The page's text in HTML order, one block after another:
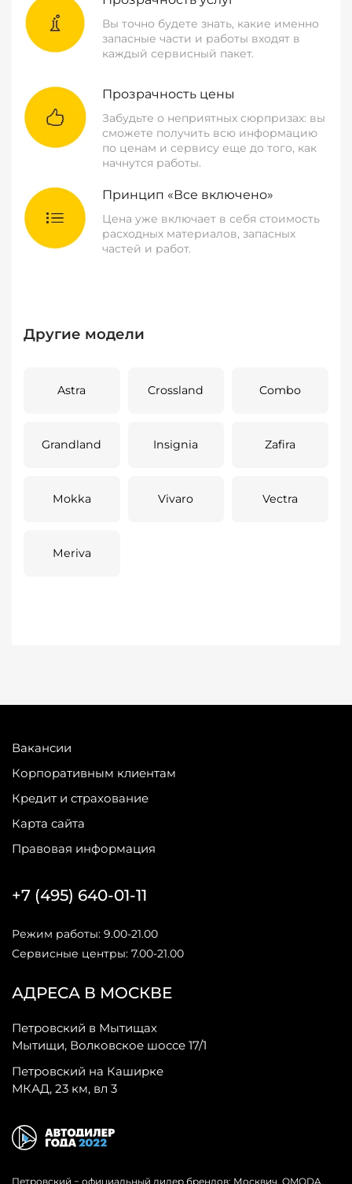
Вы точно будете знать, какие именно
запасные части и работы входят в
каждый сервисный пакет.
Прозрачность цены
Забудьте о неприятных сюрпризах: вы
сможете получить всю информацию
по ценам и сервису еще до того, как
начнутся работы.
Принцип «Все включено»
Цена уже включает в себя стоимость
расходных материалов, запасных
частей и работ.
Другие модели
Astra Crossland Combo
Grandland Insignia Zafira
Mokka Vivaro Vectra
Meriva
Вакансии
Корпоративным клиентам
Кредит и страхование
Карта сайта
Правовая информация
АДРЕСА В МОСКВЕ
Петровский в Мытищах
Мытищи, Волковское шоссе 17/1
Петровский на Каширке
МКАД, 23 км, вл 3
+7 (495) 640-01-11
Режим работы: 9.00-21.00
Сервисные центры: 7.00-21.00
Петровский − официальный дилер брендов: Москвич, OMODA,